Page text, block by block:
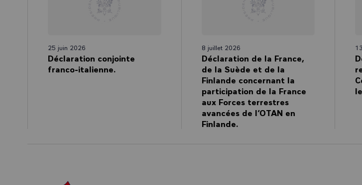
25 juin 2026
Déclaration conjointe
franco-italienne.
8 juillet 2026
Déclaration de la France,
de la Suède et de la
Finlande concernant la
participation de la France
aux Forces terrestres
avancées de l’OTAN en
Finlande.